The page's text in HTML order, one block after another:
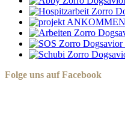
Folge uns auf Facebook